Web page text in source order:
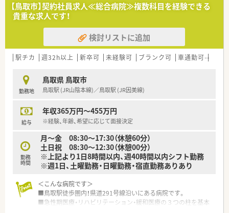
＜研修制度＞
■現場の先輩薬剤師より指導を受けて頂きます。
■勉強会や学術運動交流集会など、様々なスキルアップの機会が
＜こんな方にもオススメ＞
■お休みの取得など仕事とプライベートを両立したい方
【鳥取市】契約社員求人≪総合病院≫複数科目を経験できる
貴重な求人です！
検討リストに追加
駅チカ 週32h以上 新卒可 未経験可 ブランク可 車通勤可
勤務地
鳥取県 鳥取市
鳥取駅 (JR山陰本線)／鳥取駅 (JR因美線)
給与
年収365万円～455万円
※経験、年齢、希望に応じて面接決定
勤務
時間
月～金 08:30～17:30（休憩60分）
土日祝 08:30～12:30（休憩00分）
※上記より1日8時間以内、週40時間以内シフト勤務
※週1日、土曜勤務・日曜勤務・宿直勤務ありあり
＜こんな病院です＞
■鳥取駅徒歩圏内！県道291号線沿いにある病院です。
■急性期医療・リハビリテーション・緩和医療の３つの柱を基本